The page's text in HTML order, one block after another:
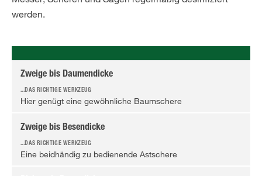
werden.
Zweige bis Daumendicke
Hier genügt eine gewöhnliche Baumschere
Zweige bis Besendicke
Eine beidhändig zu bedienende Astschere